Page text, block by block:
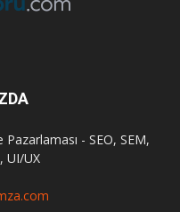
- SEO, SEM,
UI/UX